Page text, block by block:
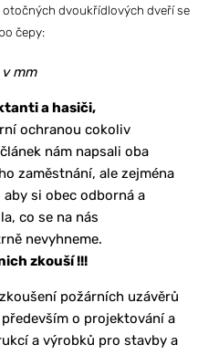
dvoukřídlových dveří se
čepy:
mm
a hasiči,
ochranou cokoliv
nám napsali oba
zaměstnání, ale zejména
si obec odborná a
co se na nás
nevyhneme.
zkouší !!!
požárních uzávěrů
o projektování a
a výrobků pro stavby a